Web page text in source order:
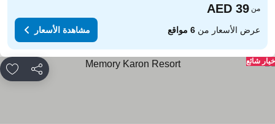
من
عرض الأسعار من6 مواقع مشاهدة الأسعار
مشاركة
شائع